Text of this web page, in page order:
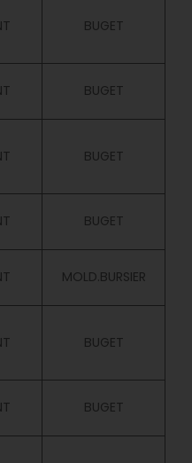
BUGET
BUGET
BUGET
BUGET
MOLD.BURSIER
BUGET
BUGET